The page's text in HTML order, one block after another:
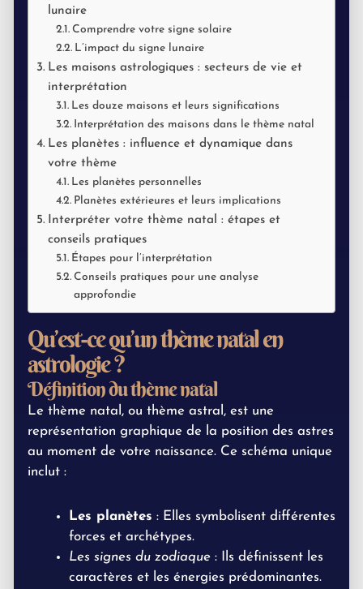
lunaire
Comprendre votre signe solaire
L’impact du signe lunaire
Les maisons astrologiques : secteurs de vie et
interprétation
Les douze maisons et leurs significations
Interprétation des maisons dans le thème natal
Les planètes : influence et dynamique dans
votre thème
Les planètes personnelles
Planètes extérieures et leurs implications
Interpréter votre thème natal : étapes et
conseils pratiques
Étapes pour l’interprétation
Conseils pratiques pour une analyse
approfondie
Qu’est-ce qu’un thème natal en
astrologie ?
Définition du thème natal
Le thème natal, ou thème astral, est une
représentation graphique de la position des astres
au moment de votre naissance. Ce schéma unique
inclut :
Les planètes : Elles symbolisent différentes
forces et archétypes.
Les signes du zodiaque : Ils définissent les
caractères et les énergies prédominantes.